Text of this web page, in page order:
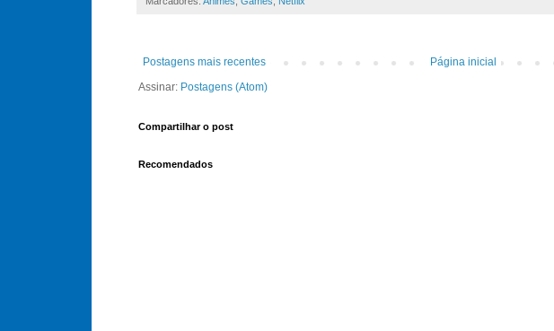
Postagens mais recentes
Página inicial
Assinar: Postagens (Atom)
Compartilhar o post
Recomendados